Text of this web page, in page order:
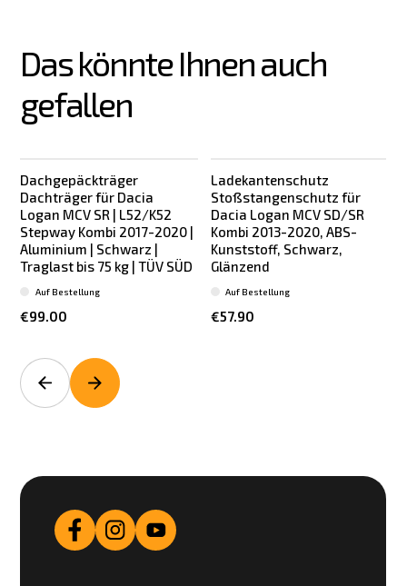
Das könnte Ihnen auch
gefallen
Dachgepäckträger
Dachträger für Dacia
Logan MCV SR | L52/K52
Stepway Kombi 2017-2020 |
Aluminium | Schwarz |
Traglast bis 75 kg | TÜV SÜD
€99.00
Auf Bestellung
Ladekantenschutz
Stoßstangenschutz für
Dacia Logan MCV SD/SR
Kombi 2013-2020, ABS-
Kunststoff, Schwarz,
Glänzend
€57.90
Auf Bestellung